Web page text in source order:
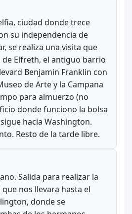
ciudad donde trece
su independencia de
se realiza una visita que
de Elfreth, el antiguo barrio
Benjamin Franklin con
de Arte y la Campana
para almuerzo (no
donde funciono la bolsa
hacia Washington.
Resto de la tarde libre.
Salida para realizar la
nos llevara hasta el
donde se